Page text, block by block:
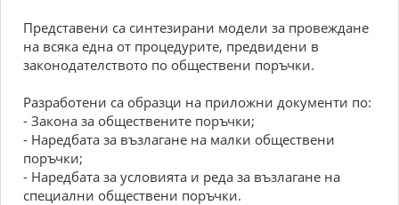
Представени са синтезирани модели за провеждане
на всяка една от процедурите, предвидени в
законодателството по обществени поръчки.
Разработени са образци на приложни документи по:
- Закона за обществените поръчки;
- Наредбата за възлагане на малки обществени
поръчки;
- Наредбата за условията и реда за възлагане на
специални обществени поръчки.